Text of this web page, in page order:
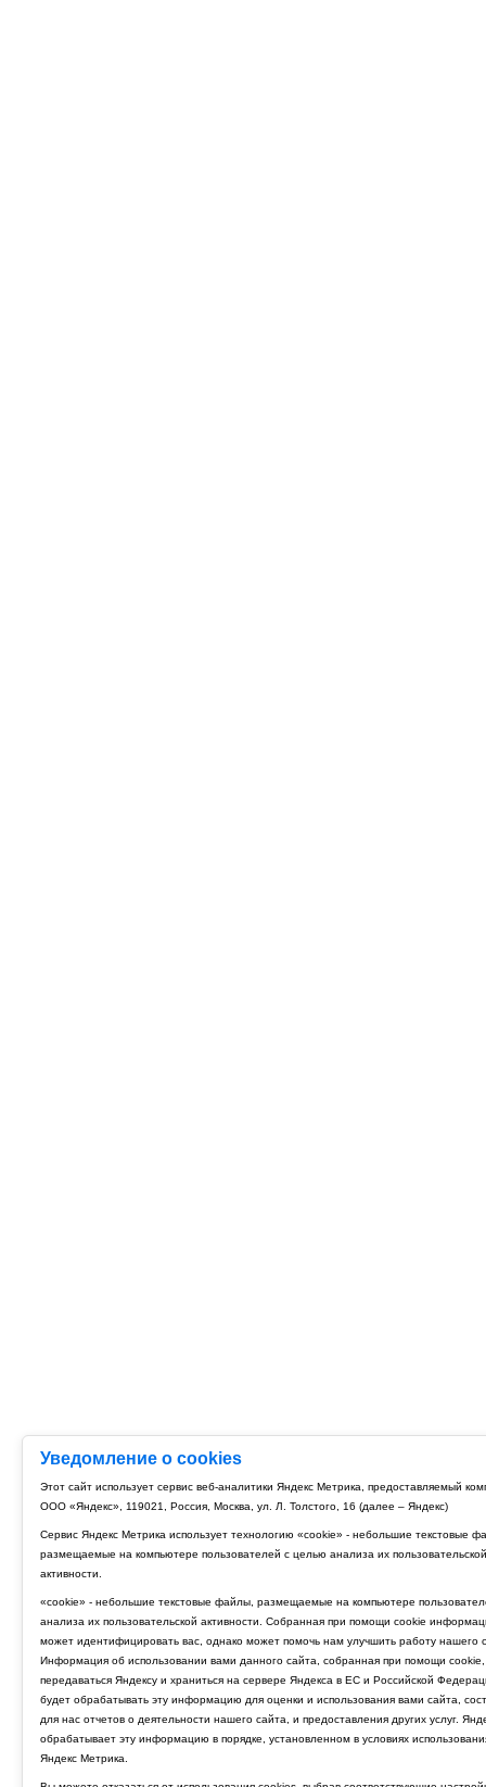
Уведомление о cookies
Этот сайт использует сервис веб-аналитики Яндекс Метрика, предоставляемый
ООО «Яндекс», 119021, Россия, Москва, ул. Л. Толстого, 16 (далее – Яндекс)
Сервис Яндекс Метрика использует технологию «cookie» - небольшие текстовые
размещаемые на компьютере пользователей с целью анализа их пользовательской
активности.
«cookie» - небольшие текстовые файлы, размещаемые на компьютере
анализа их пользовательской активности. Собранная при помощи cookie
может идентифицировать вас, однако может помочь нам улучшить работу нашего
Информация об использовании вами данного сайта, собранная при помощи cookie,
передаваться Яндексу и храниться на сервере Яндекса в ЕС и Российской
будет обрабатывать эту информацию для оценки и использования вами сайта,
для нас отчетов о деятельности нашего сайта, и предоставления других услуг.
обрабатывает эту информацию в порядке, установленном в условиях
Яндекс Метрика.